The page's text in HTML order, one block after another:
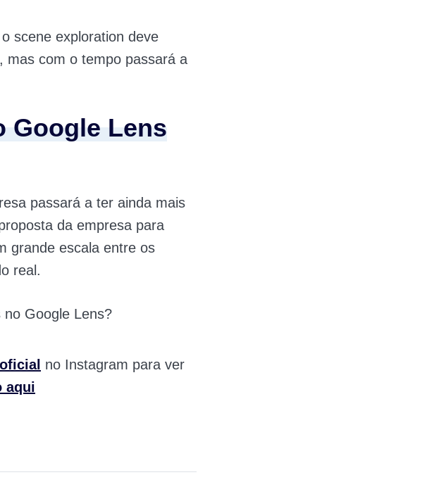
scene exploration deve
mas com o tempo passará a
Google Lens
passará a ter ainda mais
da empresa para
grande escala entre os
real.
Google Lens?
no Instagram para ver
aqui